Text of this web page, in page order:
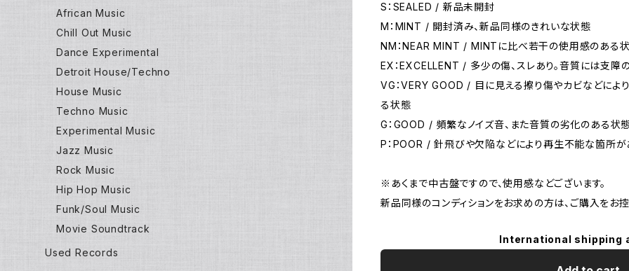
S：SEALED / 新品未開封
M：MINT / 開封済み、新品同様のきれいな状態
NM：NEAR MINT / MINTに比べ若干の使用感のある
EX：EXCELLENT / 多少の傷、スレあり。音質には支障
VG：VERY GOOD / 目に見える擦り傷やカビなどによ
る状態
G：GOOD / 頻繁なノイズ音、また音質の劣化のある状
P：POOR / 針飛びや欠陥などにより再生不能な箇所
※あくまで中古盤ですので、使用感などございます。
新品同様のコンディションをお求めの方は、ご購入をお控
International shipping
African Music
Chill Out Music
Dance Experimental
Detroit House/Techno
House Music
Techno Music
Experimental Music
Jazz Music
Rock Music
Hip Hop Music
Funk/Soul Music
Movie Soundtrack
Used Records